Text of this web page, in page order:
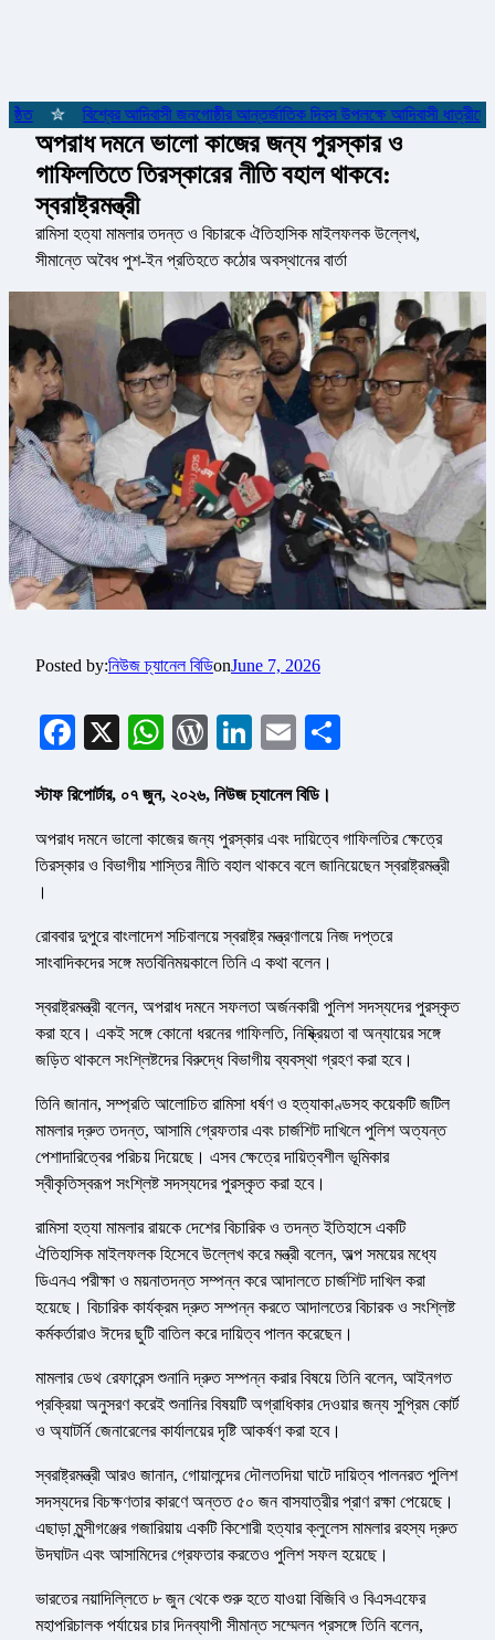
✮ বিশ্বের আদিবাসী জনগোষ্ঠীর আন্তর্জাতিক দিবস উপলক্ষে আদিবাসী ধাত্রীদের
অপরাধ দমনে ভালো কাজের জন্য পুরস্কার ও
গাফিলতিতে তিরস্কারের নীতি বহাল থাকবে:
স্বরাষ্ট্রমন্ত্রী
রামিসা হত্যা মামলার তদন্ত ও বিচারকে ঐতিহাসিক মাইলফলক উল্লেখ,
সীমান্তে অবৈধ পুশ-ইন প্রতিহতে কঠোর অবস্থানের বার্তা
Posted by:নিউজ চ্যানেল বিডিonJune 7, 2026
Facebook
X WhatsApp
WordPress
LinkedIn
Email
স্টাফ রিপোর্টার, ০৭ জুন, ২০২৬, নিউজ চ্যানেল বিডি।
অপরাধ দমনে ভালো কাজের জন্য পুরস্কার এবং দায়িত্বে গাফিলতির ক্ষেত্রে
তিরস্কার ও বিভাগীয় শাস্তির নীতি বহাল থাকবে বলে জানিয়েছেন স্বরাষ্ট্রমন্ত্রী
।
রোববার দুপুরে বাংলাদেশ সচিবালয়ে স্বরাষ্ট্র মন্ত্রণালয়ে নিজ দপ্তরে
সাংবাদিকদের সঙ্গে মতবিনিময়কালে তিনি এ কথা বলেন।
স্বরাষ্ট্রমন্ত্রী বলেন, অপরাধ দমনে সফলতা অর্জনকারী পুলিশ সদস্যদের পুরস্কৃত
করা হবে। একই সঙ্গে কোনো ধরনের গাফিলতি, নিষ্ক্রিয়তা বা অন্যায়ের সঙ্গে
জড়িত থাকলে সংশ্লিষ্টদের বিরুদ্ধে বিভাগীয় ব্যবস্থা গ্রহণ করা হবে।
তিনি জানান, সম্প্রতি আলোচিত রামিসা ধর্ষণ ও হত্যাকাণ্ডসহ কয়েকটি জটিল
মামলার দ্রুত তদন্ত, আসামি গ্রেফতার এবং চার্জশিট দাখিলে পুলিশ অত্যন্ত
পেশাদারিত্বের পরিচয় দিয়েছে। এসব ক্ষেত্রে দায়িত্বশীল ভূমিকার
স্বীকৃতিস্বরূপ সংশ্লিষ্ট সদস্যদের পুরস্কৃত করা হবে।
রামিসা হত্যা মামলার রায়কে দেশের বিচারিক ও তদন্ত ইতিহাসে একটি
ঐতিহাসিক মাইলফলক হিসেবে উল্লেখ করে মন্ত্রী বলেন, অল্প সময়ের মধ্যে
ডিএনএ পরীক্ষা ও ময়নাতদন্ত সম্পন্ন করে আদালতে চার্জশিট দাখিল করা
হয়েছে। বিচারিক কার্যক্রম দ্রুত সম্পন্ন করতে আদালতের বিচারক ও সংশ্লিষ্ট
কর্মকর্তারাও ঈদের ছুটি বাতিল করে দায়িত্ব পালন করেছেন।
মামলার ডেথ রেফারেন্স শুনানি দ্রুত সম্পন্ন করার বিষয়ে তিনি বলেন, আইনগত
প্রক্রিয়া অনুসরণ করেই শুনানির বিষয়টি অগ্রাধিকার দেওয়ার জন্য সুপ্রিম কোর্ট
ও অ্যাটর্নি জেনারেলের কার্যালয়ের দৃষ্টি আকর্ষণ করা হবে।
স্বরাষ্ট্রমন্ত্রী আরও জানান, গোয়ালন্দের দৌলতদিয়া ঘাটে দায়িত্ব পালনরত পুলিশ
সদস্যদের বিচক্ষণতার কারণে অন্তত ৫০ জন বাসযাত্রীর প্রাণ রক্ষা পেয়েছে।
এছাড়া মুন্সীগঞ্জের গজারিয়ায় একটি কিশোরী হত্যার ক্লুলেস মামলার রহস্য দ্রুত
উদঘাটন এবং আসামিদের গ্রেফতার করতেও পুলিশ সফল হয়েছে।
ভারতের নয়াদিল্লিতে ৮ জুন থেকে শুরু হতে যাওয়া বিজিবি ও বিএসএফের
মহাপরিচালক পর্যায়ের চার দিনব্যাপী সীমান্ত সম্মেলন প্রসঙ্গে তিনি বলেন,